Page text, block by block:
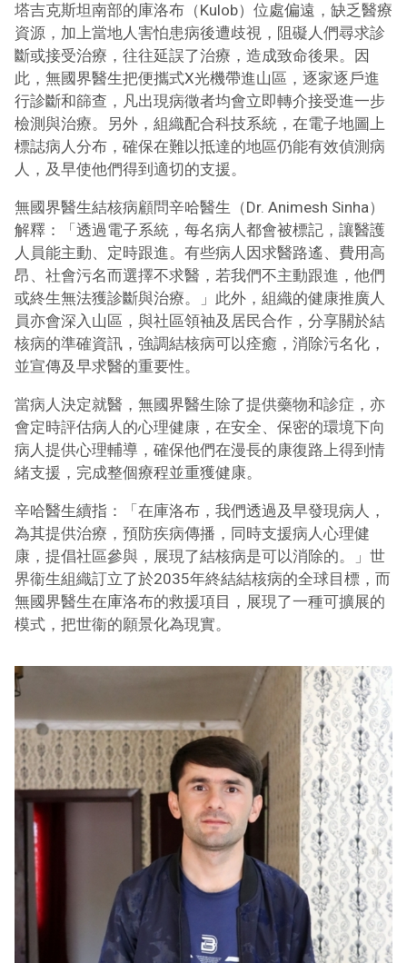
塔吉克斯坦南部的庫洛布（Kulob）位處偏遠，缺乏醫療
資源，加上當地人害怕患病後遭歧視，阻礙人們尋求診
斷或接受治療，往往延誤了治療，造成致命後果。因
此，無國界醫生把便攜式X光機帶進山區，逐家逐戶進
行診斷和篩查，凡出現病徵者均會立即轉介接受進一步
檢測與治療。另外，組織配合科技系統，在電子地圖上
標誌病人分布，確保在難以抵達的地區仍能有效偵測病
人，及早使他們得到適切的支援。
無國界醫生結核病顧問辛哈醫生（Dr. Animesh Sinha）
解釋：「透過電子系統，每名病人都會被標記，讓醫護
人員能主動、定時跟進。有些病人因求醫路遙、費用高
昂、社會污名而選擇不求醫，若我們不主動跟進，他們
或終生無法獲診斷與治療。」此外，組織的健康推廣人
員亦會深入山區，與社區領袖及居民合作，分享關於結
核病的準確資訊，強調結核病可以痊癒，消除污名化，
並宣傳及早求醫的重要性。
當病人決定就醫，無國界醫生除了提供藥物和診症，亦
會定時評估病人的心理健康，在安全、保密的環境下向
病人提供心理輔導，確保他們在漫長的康復路上得到情
緒支援，完成整個療程並重獲健康。
辛哈醫生續指：「在庫洛布，我們透過及早發現病人，
為其提供治療，預防疾病傳播，同時支援病人心理健
康，提倡社區參與，展現了結核病是可以消除的。」世
界衞生組織訂立了於2035年終結結核病的全球目標，而
無國界醫生在庫洛布的救援項目，展現了一種可擴展的
模式，把世衞的願景化為現實。